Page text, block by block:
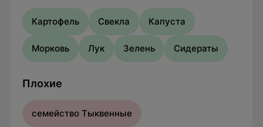
Картофель Свекла Капуста
Морковь Лук Зелень Сидераты
Плохие
семейство Тыквенные